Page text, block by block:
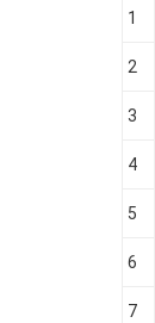
1
2
3
4
5
6
7